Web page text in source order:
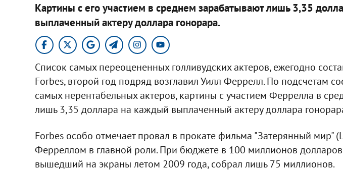
Картины с его участием в среднем зарабатывают лишь 3,35
выплаченный актеру доллара гонорара.
Список самых переоцененных голливудских актеров, ежегодно
Forbes, второй год подряд возглавил Уилл Феррелл. По подсчетам
самых нерентабельных актеров, картины с участием Феррелла в
лишь 3,35 доллара на каждый выплаченный актеру доллара
Forbes особо отмечает провал в прокате фильма "Затерянный мир"
Ферреллом в главной роли. При бюджете в 100 миллионов
вышедший на экраны летом 2009 года, собрал лишь 75 миллионов.